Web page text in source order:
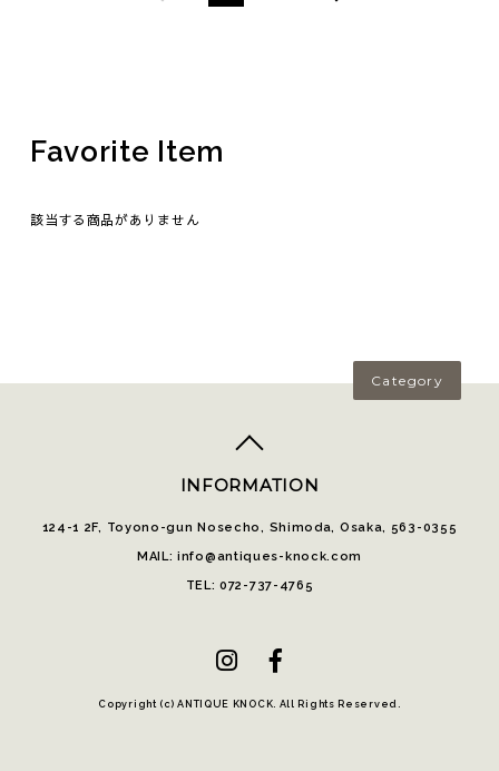
Category
Favorite Item
該当する商品がありません
top
INFORMATION
124-1 2F, Toyono-gun Nosecho, Shimoda, Osaka, 563-0355
MAIL: info@antiques-knock.com
TEL: 072-737-4765
Copyright (c) ANTIQUE KNOCK. All Rights Reserved.